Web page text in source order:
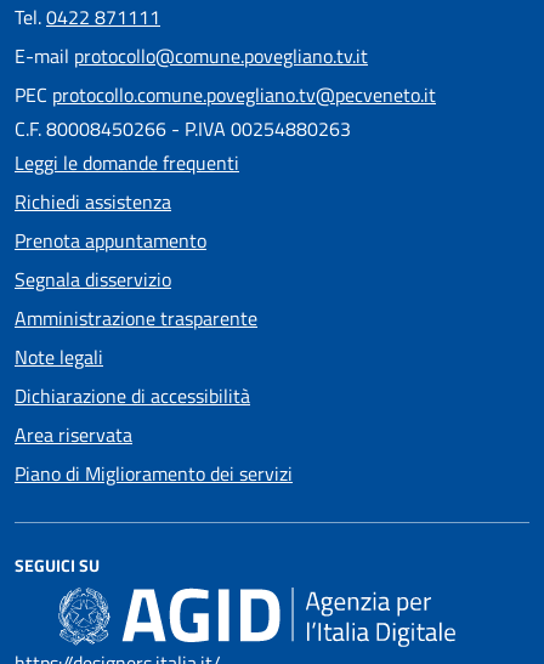
Tel.0422 871111
E-mail protocollo@comune.povegliano.tv.it
PEC protocollo.comune.povegliano.tv@pecveneto.it
C.F. 80008450266 - P.IVA 00254880263
Leggi le domande frequenti
Richiedi assistenza
Prenota appuntamento
Segnala disservizio
Amministrazione trasparente
Note legali
Dichiarazione di accessibilità
Area riservata
Piano di Miglioramento dei servizi
SEGUICI SU